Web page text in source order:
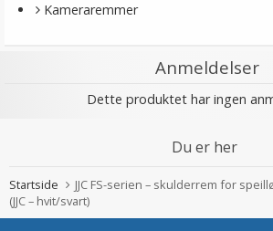
Kameraremmer
Anmeldelser
Dette produktet har ingen
Du er her
Startside
JJC FS-serien – skulderrem for
(JJC – hvit/svart)